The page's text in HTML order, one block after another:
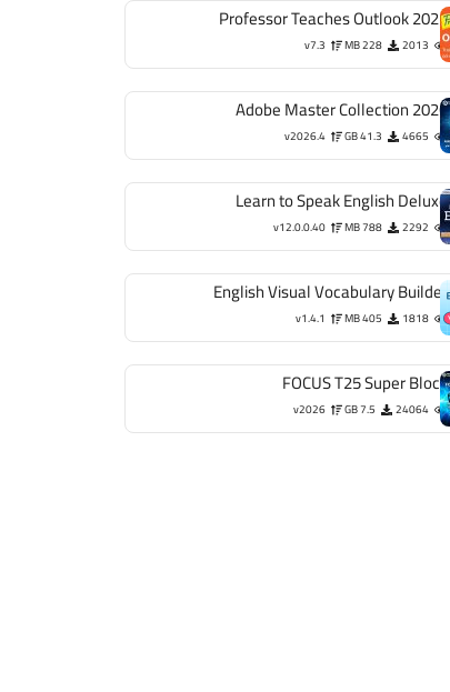
Professor Teaches Outlook 2021
2013
228 MB
v7.3
Adobe Master Collection 2026
4665
41.3 GB
v2026.4
Learn to Speak English Deluxe
2292
788 MB
v12.0.0.40
English Visual Vocabulary Builder
1818
405 MB
v1.4.1
FOCUS T25 Super Block
24064
7.5 GB
v2026